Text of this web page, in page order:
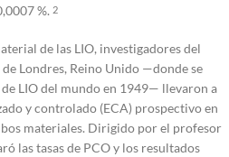
%. 2
de las LIO, investigadores del
Londres, Reino Unido —donde se
LIO del mundo en 1949— llevaron a
y controlado (ECA) prospectivo en
materiales. Dirigido por el profesor
las tasas de PCO y los resultados